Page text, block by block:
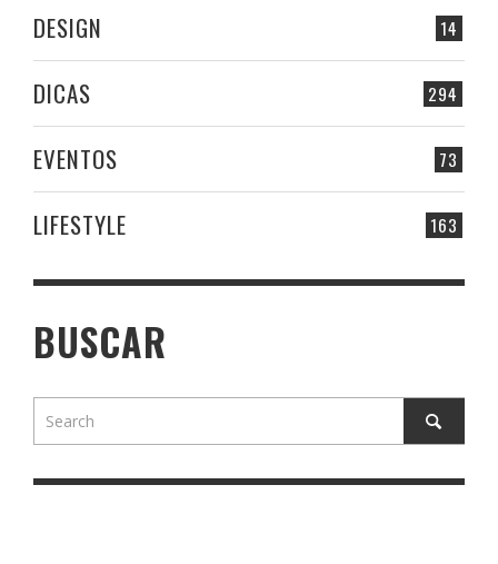
14
DESIGN
294
DICAS
73
EVENTOS
163
LIFESTYLE
BUSCAR